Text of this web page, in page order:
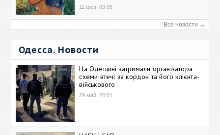
11 фев, 09:05
Все новости →
Одесса. Новости
На Одещині затримали організатора
схеми втечі за кордон та його клієнта-
військового
29 май, 20:01